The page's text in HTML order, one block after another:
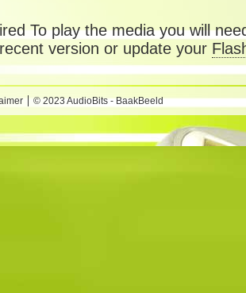
To play the media you will
version or update your
© 2023 AudioBits - BaakBeeld